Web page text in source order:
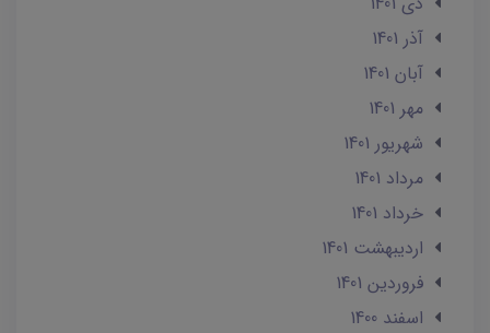
آذر 1401
آبان 1401
مهر 1401
شهریور 1401
مرداد 1401
خرداد 1401
ارديبهشت 1401
فروردین 1401
اسفند 1400